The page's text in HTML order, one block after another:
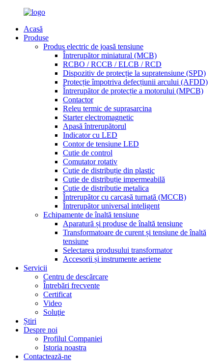
Acasă
Produse
Produs electric de joasă tensiune
Întrerupător miniatural (MCB)
RCBO / RCCB / ELCB / RCD
Dispozitiv de protecție la supratensiune (SPD)
Protecție împotriva defecțiunii arcului (AFDD)
Întrerupător de protecție a motorului (MPCB)
Contactor
Releu termic de suprasarcina
Starter electromagnetic
Apasă întrerupătorul
Indicator cu LED
Contor de tensiune LED
Cutie de control
Comutator rotativ
Cutie de distribuție din plastic
Cutie de distribuție impermeabilă
Cutie de distributie metalica
Întrerupător cu carcasă turnată (MCCB)
Întrerupător universal inteligent
Echipamente de înaltă tensiune
Aparatură și produse de înaltă tensiune
Transformatoare de curent și tensiune de înaltă
tensiune
Selectarea produsului transformator
Accesorii și instrumente aeriene
Servicii
Centru de descărcare
Întrebări frecvente
Certificat
Video
Soluţie
Știri
Despre noi
Profilul Companiei
Istoria noastra
Contactează-ne